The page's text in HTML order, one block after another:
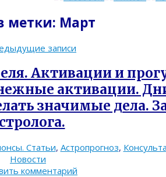
метки: Март
записи
Активации и
активации.
значимые дела.
Статьи, Астропрогноз,
Новости
комментарий